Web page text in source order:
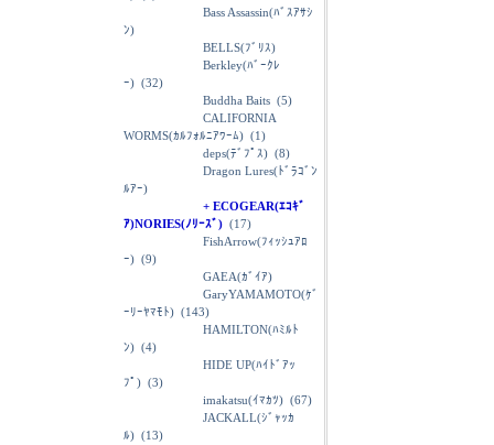
Bass Assassin(ﾊﾞｽｱｻｼ
ﾝ)
BELLS(ﾌﾞﾘｽ)
Berkley(ﾊﾞｰｸﾚ
ｰ) (32)
Buddha Baits (5)
CALIFORNIA
WORMS(ｶﾙﾌｫﾙﾆｱﾜｰﾑ) (1)
deps(ﾃﾞﾌﾟｽ) (8)
Dragon Lures(ﾄﾞﾗｺﾞﾝ
ﾙｱｰ)
+ ECOGEAR(ｴｺｷﾞ
ｱ)NORIES(ﾉﾘｰｽﾞ) (17)
FishArrow(ﾌｨｯｼｭｱﾛ
ｰ) (9)
GAEA(ｶﾞｲｱ)
GaryYAMAMOTO(ｹﾞ
ｰﾘｰﾔﾏﾓﾄ) (143)
HAMILTON(ﾊﾐﾙﾄ
ﾝ) (4)
HIDE UP(ﾊｲﾄﾞｱｯ
ﾌﾟ) (3)
imakatsu(ｲﾏｶﾂ) (67)
JACKALL(ｼﾞｬｯｶ
ﾙ) (13)